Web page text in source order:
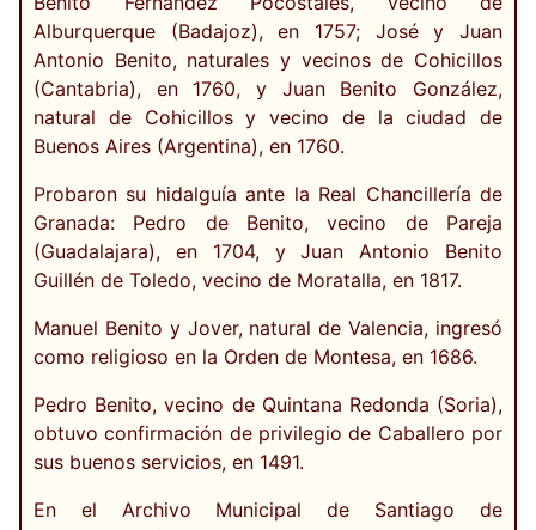
Alburquerque (Badajoz), en 1757; José y Juan
Antonio Benito, naturales y vecinos de Cohicillos
(Cantabria), en 1760, y Juan Benito González,
natural de Cohicillos y vecino de la ciudad de
Buenos Aires (Argentina), en 1760.
Probaron su hidalguía ante la Real Chancillería de
Granada: Pedro de Benito, vecino de Pareja
(Guadalajara), en 1704, y Juan Antonio Benito
Guillén de Toledo, vecino de Moratalla, en 1817.
Manuel Benito y Jover, natural de Valencia, ingresó
como religioso en la Orden de Montesa, en 1686.
Pedro Benito, vecino de Quintana Redonda (Soria),
obtuvo confirmación de privilegio de Caballero por
sus buenos servicios, en 1491.
En el Archivo Municipal de Santiago de